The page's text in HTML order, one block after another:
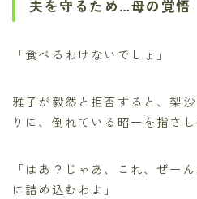
夫を守るため…母の覚悟
「食べるわけないでしょ」
雅子が毅然と拒否すると、梨
りに、倒れている昭一を指さし
「はあ？じゃあ、これ、ぜー
に詰め込むわよ」